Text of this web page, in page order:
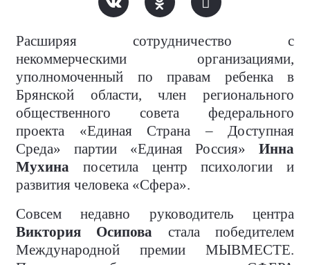
Расширяя сотрудничество с
некоммерческими организациями,
уполномоченный по правам ребенка в
Брянской области, член регионального
общественного совета федерального
проекта «Единая Страна – Доступная
Среда» партии «Единая Россия» Инна
Мухина посетила центр психологии и
развития человека «Сфера».
Совсем недавно руководитель центра
Виктория Осипова стала победителем
Международной премии МЫВМЕСТЕ.